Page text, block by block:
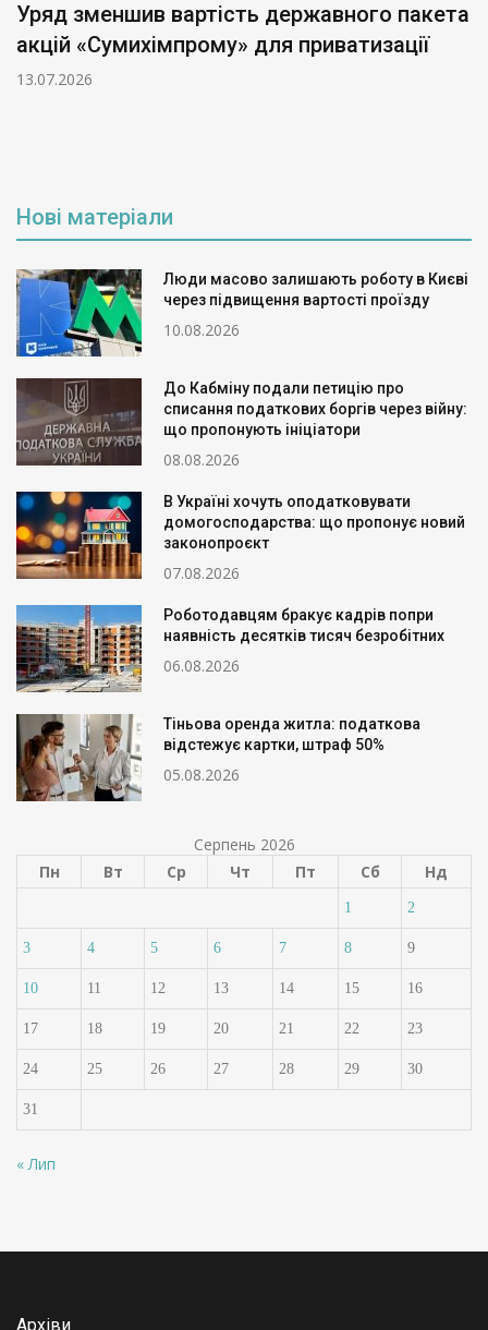
Уряд зменшив вартість державного пакета
акцій «Сумихімпрому» для приватизації
13.07.2026
Нові матеріали
Люди масово залишають роботу в Києві
через підвищення вартості проїзду
10.08.2026
До Кабміну подали петицію про
списання податкових боргів через війну:
що пропонують ініціатори
08.08.2026
В Україні хочуть оподатковувати
домогосподарства: що пропонує новий
законопроєкт
07.08.2026
Роботодавцям бракує кадрів попри
наявність десятків тисяч безробітних
06.08.2026
Тіньова оренда житла: податкова
відстежує картки, штраф 50%
05.08.2026
Серпень 2026
Пн
Вт Ср Чт Пт Сб Нд
1 2
3 4 5 6 7 8 9
10 11 12 13 14 15 16
17 18 19 20 21 22 23
24 25 26 27 28 29 30
31
« Лип
Архіви